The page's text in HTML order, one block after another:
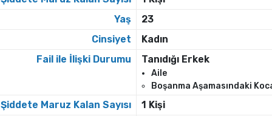
Yaş
23
Cinsiyet
Kadın
Fail ile İlişki Durumu
Tanıdığı Erkek
Aile
Boşanma Aşamasındaki
Şiddete Maruz Kalan Sayısı
1 Kişi